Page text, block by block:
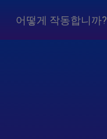
어떻게 작동합니까?